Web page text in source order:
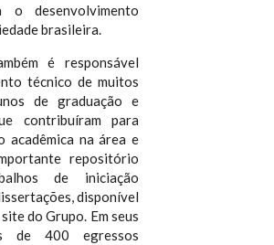
o desenvolvimento
brasileira.
é responsável
técnico de muitos
de graduação e
contribuíram para
acadêmica na área e
repositório
de iniciação
disponível
do Grupo. Em seus
de 400 egressos